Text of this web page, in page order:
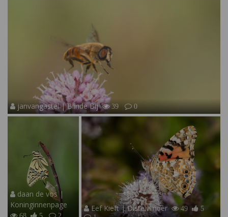
janvangastel | Blinde Bij 39 0
daan de vos |
Koninginnenpage
68 5 2
Eef Kieft | Distelvlinder 49
5